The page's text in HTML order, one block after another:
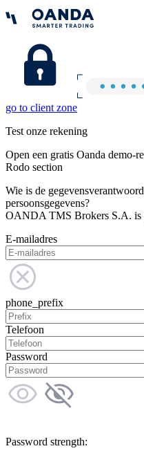
go to client zone
Test onze rekening
Open een gratis Oanda demo-
Rodo section
Wie is de
persoonsgegevens?
OANDA TMS Brokers S.A. is
E-mailadres
phone_prefix
Telefoon
Password
Password strength: